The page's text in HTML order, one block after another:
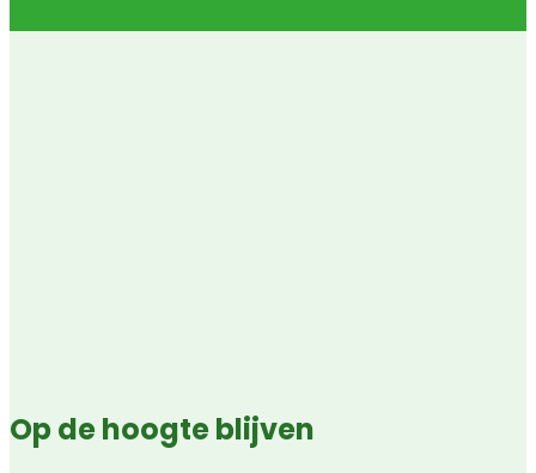
Op de hoogte blijven